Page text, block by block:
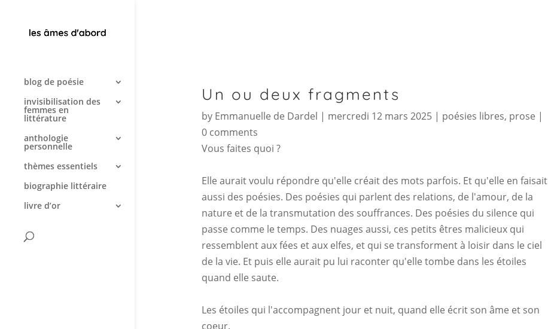
blog de poésie
invisibilisation des
femmes en
littérature
anthologie
personnelle
thèmes essentiels
biographie littéraire
livre d’or
Un ou deux fragments
by Emmanuelle de Dardel | mercredi 12 mars 2025| poésies libres, prose |
0 comments
Vous faites quoi ?
Elle aurait voulu répondre qu'elle créait des mots parfois. Et qu'elle en faisait
aussi des poésies. Des poésies qui parlent des relations, de l'amour, de la
nature et de la transmutation des souffrances. Des poésies du silence qui
passe comme le temps. Des nuages aussi, ces petits êtres malicieux qui
ressemblent aux fées et aux elfes, et qui se transforment à loisir dans le ciel
de la vie. Et puis elle aurait pu lui raconter qu'elle tombe dans les étoiles
quand elle saute.
Les étoiles qui l'accompagnent jour et nuit, quand elle écrit son âme et son
coeur.